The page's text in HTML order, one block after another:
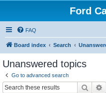
Ford
FAQ
Board index Search
Unanswered topics
Go to advanced search
Search